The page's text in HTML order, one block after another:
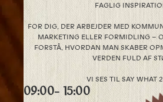
FAGLIG
FOR DIG, DER ARBEJDER MED
MARKETING ELLER FORMIDLING –
FORSTÅ, HVORDAN MAN SKABER
VERDEN FULD AF
VI SES TIL SAY WHAT
09:00- 15:00